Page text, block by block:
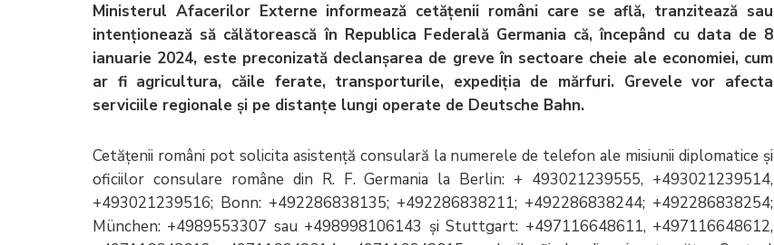
Ministerul Afacerilor Externe informează cetățenii români care se află, tranzitează sau
intenționează să călătorească în Republica Federală Germania că, începând cu data de 8
ianuarie 2024, este preconizată declanșarea de greve în sectoare cheie ale economiei, cum
ar fi agricultura, căile ferate, transporturile, expediția de mărfuri. Grevele vor afecta
serviciile regionale și pe distanțe lungi operate de Deutsche Bahn.
Cetățenii români pot solicita asistență consulară la numerele de telefon ale misiunii diplomatice și
oficiilor consulare române din R. F. Germania la Berlin: + 493021239555, +493021239514,
+493021239516; Bonn: +492286838135; +492286838211; +492286838244; +492286838254;
München: +4989553307 sau +498998106143 și Stuttgart: +497116648611, +497116648612,